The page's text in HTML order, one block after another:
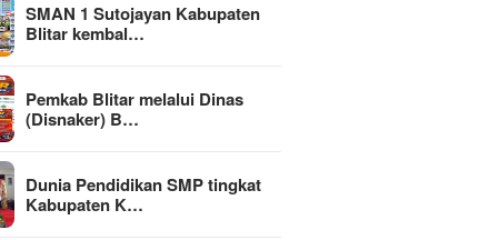
SMAN 1 Sutojayan Kabupaten
Blitar kembal…
Pemkab Blitar melalui Dinas
(Disnaker) B…
Dunia Pendidikan SMP tingkat
Kabupaten K…